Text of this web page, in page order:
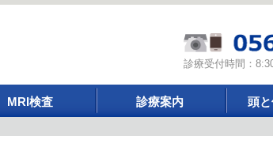
診療受付時間：
MRI検査 診療案内 頭